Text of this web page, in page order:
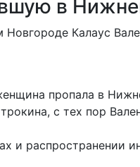
в
Калаус
пропала в
с тех пор
и распространении